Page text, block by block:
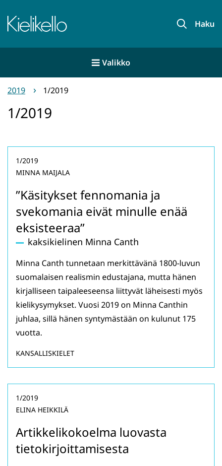
sisältöön
Etusivu Haku
Valikko
2019 1/2019
1/2019
”Käsitykset fennomania ja
svekomania eivät minulle enää
eksisteeraa”
kaksikielinen Minna Canth
1/2019
MINNA MAIJALA
Minna Canth tunnetaan merkittävänä 1800-luvun
suomalaisen realismin edustajana, mutta hänen
kirjalliseen taipaleeseensa liittyvät läheisesti myös
kielikysymykset. Vuosi 2019 on Minna Canthin
juhlaa, sillä hänen syntymästään on kulunut 175
vuotta.
KANSALLISKIELET
Artikkelikokoelma luovasta
tietokirjoittamisesta
1/2019
ELINA HEIKKILÄ